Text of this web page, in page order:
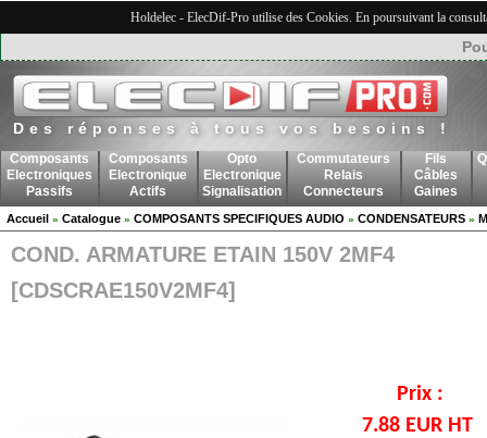
Holdelec - ElecDif-Pro utilise des Cookies. En poursuivant la
Des réponses à tous vos besoins !
Composants
Electroniques
Passifs
Composants
Electronique
Actifs
Opto
Electronique
Signalisation
Commutateurs
Relais
Connecteurs
Fils
Câbles
Gaines
Accueil » Catalogue » COMPOSANTS SPECIFIQUES AUDIO » CONDENSATEURS »
COND. ARMATURE ETAIN 150V 2MF4
[CDSCRAE150V2MF4]
Prix :
7.88 EUR HT